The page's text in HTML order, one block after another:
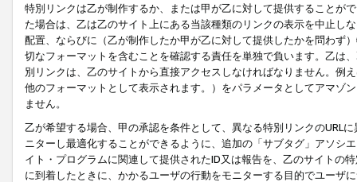
特別リンクは乙が制作するか、または甲が乙に対して提供することが
た場合は、乙は乙のサイト上にある当該種類のリンクの表示を中止し
配置、ならびに（乙が制作したか甲が乙に対して提供したかを問わず
切なフォーマットを含むことを確認する責任を単独で負います。乙は
別リンクは、乙のサイトから直接アクセスしなければなりません。例
他のフォーマットとして表示されます。）をパラメータとしてアマゾ
ません。
乙が希望する場合、甲の承認を条件として、異なる特別リンクのURL
ニターし最適化することができるように、追加の「サブタグ」アソシ
イト・プログラムに関連して提供されたID又は報告を、乙のサイトの
に到着したときに、かかるユーザの行動をモニターする目的でユーザ